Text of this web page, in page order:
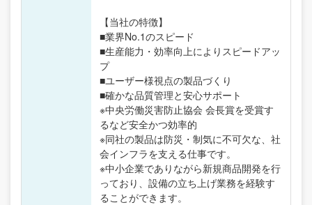
【当社の特徴】
■業界No.1のスピード
■生産能力・効率向上によりスピードアッ
プ
■ユーザー様視点の製品づくり
■確かな品質管理と安心サポート
※中央労働災害防止協会 会長賞を受賞す
るなど安全かつ効率的
※同社の製品は防災・制気に不可欠な、社
会インフラを支える仕事です。
※中小企業でありながら新規商品開発を行
っており、設備の立ち上げ業務を経験す
ることができます。